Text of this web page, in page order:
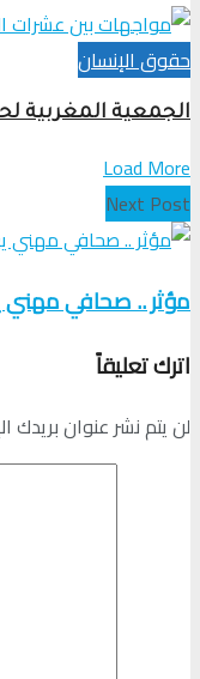
حقوق الإنسان
الجمعية المغربية
Load More
Next Post
مؤثر .. صحافي مهني
اترك تعليقاً
لن يتم نشر عنوان بريدك